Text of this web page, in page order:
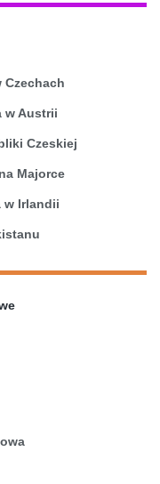
Czechach
w Austrii
Czeskiej
Majorce
w Irlandii